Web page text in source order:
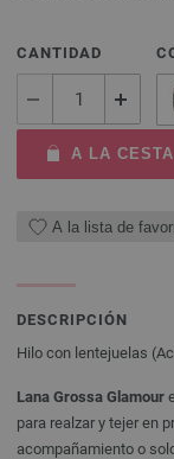
CANTIDAD
A LA
A la lista de
DESCRIPCIÓN
Hilo con lentejuelas
Lana Grossa Glamour
para realzar y tejer en
acompañamiento o